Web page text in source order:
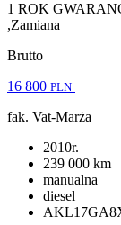
1 ROK
,Zamiana
Brutto
16 800 PLN
fak. Vat-Marża
2010r.
239 000 km
manualna
diesel